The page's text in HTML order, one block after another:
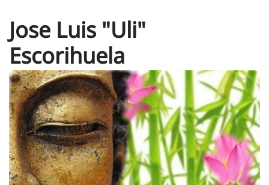
Jose Luis "Uli"
Escorihuela